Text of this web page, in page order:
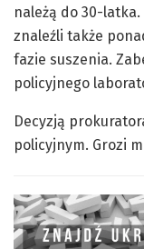
należą do 30-
znaleźli także
fazie suszenia.
policyjnego
Decyzją
policyjnym. Grozi